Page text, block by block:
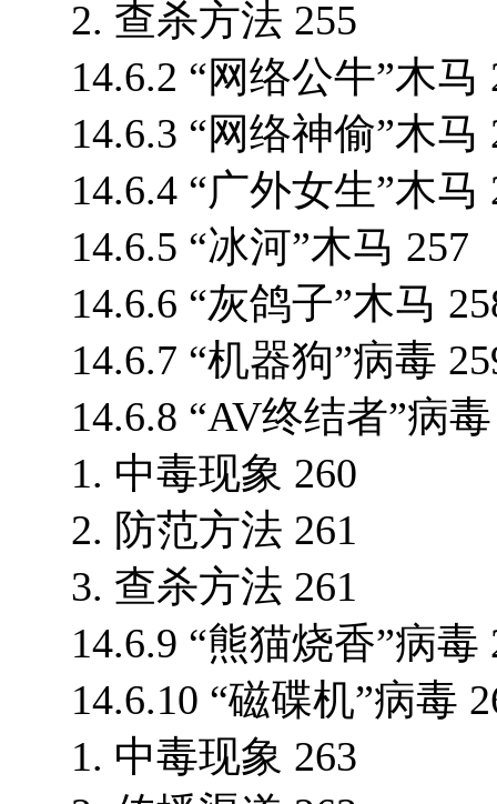
2. 查杀方法 255
14.6.2 “网络公牛”木马
14.6.3 “网络神偷”木马
14.6.4 “广外女生”木马
14.6.5 “冰河”木马 257
14.6.6 “灰鸽子”木马
14.6.7 “机器狗”病毒
14.6.8 “AV终结者”病
1. 中毒现象 260
2. 防范方法 261
3. 查杀方法 261
14.6.9 “熊猫烧香”病毒
14.6.10 “磁碟机”病毒
1. 中毒现象 263